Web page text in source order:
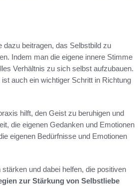
beitragen, das Selbstbild zu
Indem man die eigene innere Stimme
Verhältnis zu sich selbst aufzubauen.
auch ein wichtiger Schritt in Richtung
hilft, den Geist zu beruhigen und
die eigenen Gedanken und Emotionen
eigenen Bedürfnisse und Emotionen
und dabei helfen, die positiven
zur Stärkung von Selbstliebe